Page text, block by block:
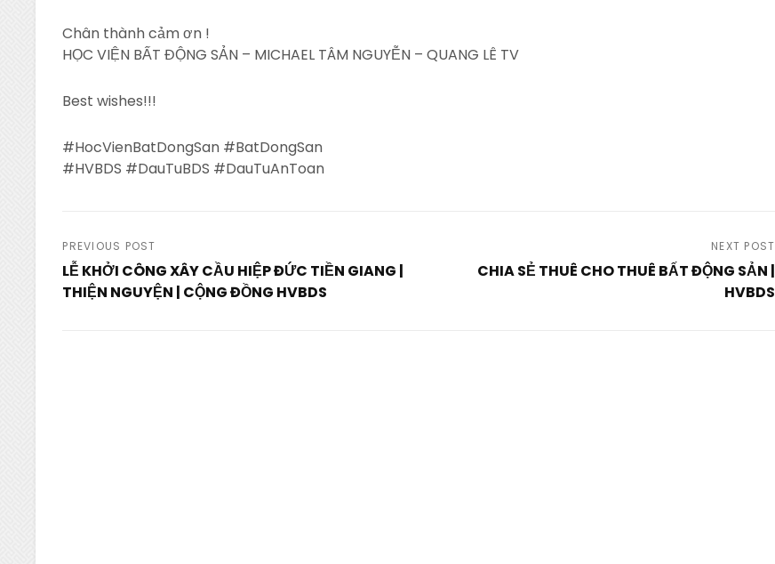
Chân thành cảm ơn !
HỌC VIỆN BẤT ĐỘNG SẢN – MICHAEL TÂM NGUYỄN – QUANG LÊ TV
Best wishes!!!
#HocVienBatDongSan #BatDongSan
#HVBDS #DauTuBDS #DauTuAnToan
Post
navigation
PREVIOUS POST
LỄ KHỞI CÔNG XÂY CẦU HIỆP ĐỨC TIỀN GIANG |
THIỆN NGUYỆN | CỘNG ĐỒNG HVBDS
NEXT POST
CHIA SẺ THUÊ CHO THUÊ BẤT ĐỘNG SẢN |
HVBDS